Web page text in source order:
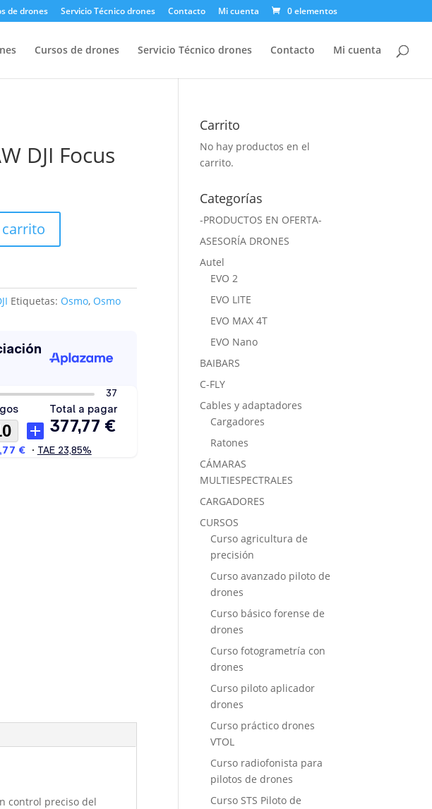
de drones Servicio Técnico drones Contacto Mi cuenta 0 elementos
Cursos de drones Servicio Técnico drones Contacto Mi cuenta
DJI Focus
Etiquetas: Osmo, Osmo
control preciso del
Carrito
No hay productos en el
carrito.
Categorías
-PRODUCTOS EN OFERTA-
ASESORÍA DRONES
Autel
EVO 2
EVO LITE
EVO MAX 4T
EVO Nano
BAIBARS
C-FLY
Cables y adaptadores
Cargadores
Ratones
CÁMARAS
MULTIESPECTRALES
CARGADORES
CURSOS
Curso agricultura de
precisión
Curso avanzado piloto de
drones
Curso básico forense de
drones
Curso fotogrametría con
drones
Curso piloto aplicador
drones
Curso práctico drones
VTOL
Curso radiofonista para
pilotos de drones
Curso STS Piloto de